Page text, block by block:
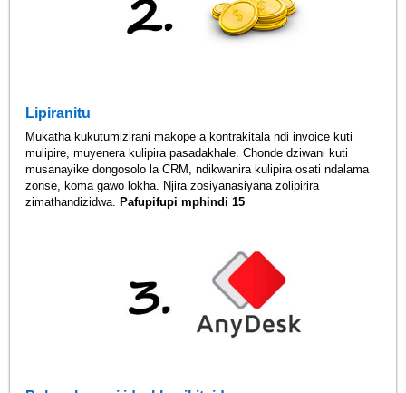
Lipiranitu
Mukatha kukutumizirani makope a kontrakitala ndi invoice kuti
mulipire, muyenera kulipira pasadakhale. Chonde dziwani kuti
musanayike dongosolo la CRM, ndikwanira kulipira osati ndalama
zonse, koma gawo lokha. Njira zosiyanasiyana zolipirira
zimathandizidwa.Pafupifupi mphindi 15